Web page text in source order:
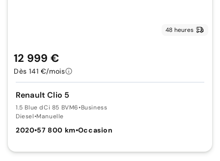
48 heures
Renault Clio 5
1.5 Blue dCi 85 BVM6•Business
Diesel•Manuelle
2020•57 800 km•Occasion
12 999 €
Dès 141 €/mois